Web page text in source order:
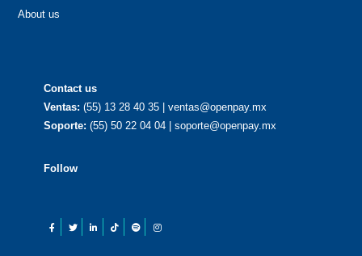
About us
Contact us
Ventas: (55) 13 28 40 35 | ventas@openpay.mx
Soporte: (55) 50 22 04 04 | soporte@openpay.mx
Follow